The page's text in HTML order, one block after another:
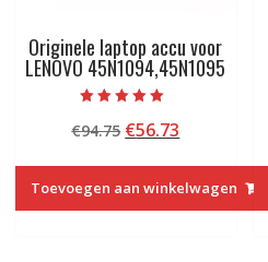
Originele laptop accu voor
LENOVO 45N1094,45N1095
5.00
van 5
€94.75 Oorspronkelijke
was:
€94.75.
€56.73
is:
€56.73.
Toevoegen aan winkelwagen